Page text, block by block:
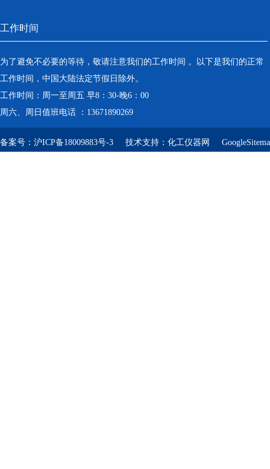
工作时间
为了避免不必要的等待，敬请注意我们的工作时间 。以下是我们的正常
工作时间，中国大陆法定节假日除外。
工作时间：周一至周五 早8：30-晚6：00
周六、周日值班电话 ：13671890269
备案号： 沪ICP备18009883号-3 技术支持： 化工仪器网